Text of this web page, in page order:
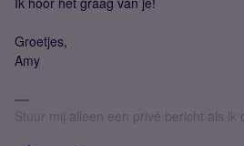
Groetjes,
Amy
Stuur mij alleen een privé bericht als ik